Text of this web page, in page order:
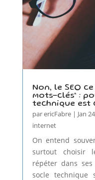
Non, le SEO
mots-clés” :
technique est
parericFabre| Jan
internet
On entend
surtout choisir
répéter dans
socle technique